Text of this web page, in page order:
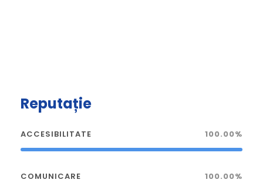
Reputație
ACCESIBILITATE 100.00%
COMUNICARE 100.00%